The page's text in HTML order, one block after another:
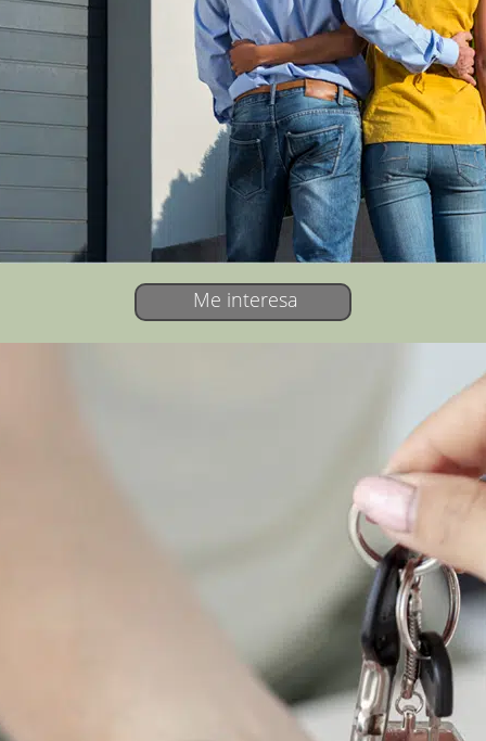
es encontrar opciones de acuerdo a tus
necesidades particulares.Nosotros nos
encargamos del papeleoSomos especialistas
en contratos, administración de proyectos y
escrituraciones, ya que contamos con
Notarias especializadas, las cuales trabajan
con todos los bancos de la CDMX.
Me interesa